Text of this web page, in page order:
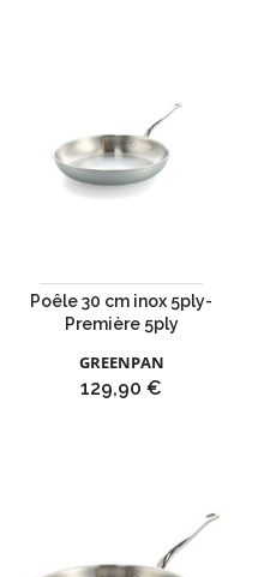
Poêle 30 cm inox 5ply-
Première 5ply
GREENPAN
Prix
129,90 €